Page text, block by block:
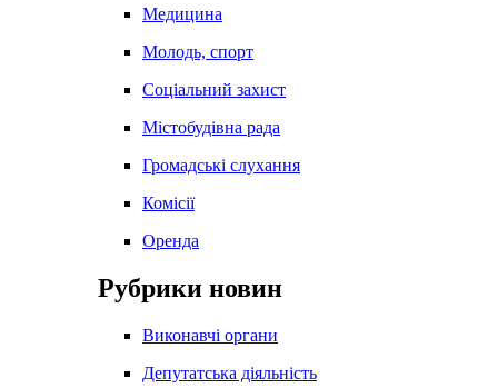
Медицина
Молодь, спорт
Соціальний захист
Містобудівна рада
Громадські слухання
Комісії
Оренда
Рубрики новин
Виконавчі органи
Депутатська діяльність